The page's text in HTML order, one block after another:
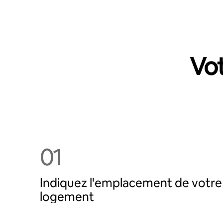
01
Indiquez l'emplacement de votre
logement